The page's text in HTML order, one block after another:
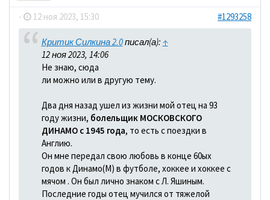
- 12 ноя 2023, 15:30 #1293258
Критик Силкина 2.0писал(а): ↑
12 ноя 2023, 14:06
Не знаю, сюда
ли можно или в другую тему.
Два дня назад ушел из жизни мой отец на 93
году жизни, болельщик МОСКОВСКОГО
ДИНАМО с 1945 года, то есть с поездки в
Англию.
Он мне передал свою любовь в конце 60ых
годов к Динамо(М) в футболе, хоккее и хоккее с
мячом . Он был лично знаком с Л. Яшиным.
Последние годы отец мучился от тяжелой